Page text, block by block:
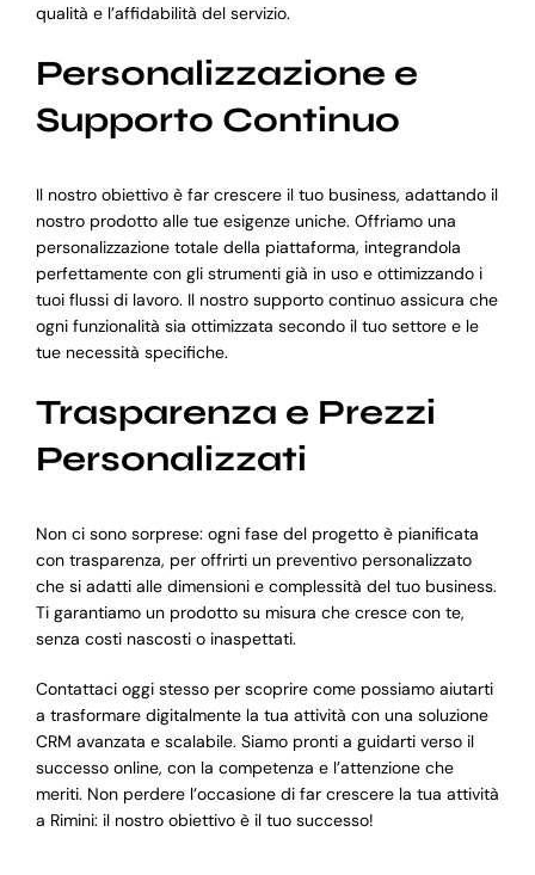
qualità e l’affidabilità del servizio.
Personalizzazione e
Supporto Continuo
Il nostro obiettivo è far crescere il tuo business, adattando il
nostro prodotto alle tue esigenze uniche. Offriamo una
personalizzazione totale della piattaforma, integrandola
perfettamente con gli strumenti già in uso e ottimizzando i
tuoi flussi di lavoro. Il nostro supporto continuo assicura che
ogni funzionalità sia ottimizzata secondo il tuo settore e le
tue necessità specifiche.
Trasparenza e Prezzi
Personalizzati
Non ci sono sorprese: ogni fase del progetto è pianificata
con trasparenza, per offrirti un preventivo personalizzato
che si adatti alle dimensioni e complessità del tuo business.
Ti garantiamo un prodotto su misura che cresce con te,
senza costi nascosti o inaspettati.
Contattaci oggi stesso per scoprire come possiamo aiutarti
a trasformare digitalmente la tua attività con una soluzione
CRM avanzata e scalabile. Siamo pronti a guidarti verso il
successo online, con la competenza e l’attenzione che
meriti. Non perdere l’occasione di far crescere la tua attività
a Rimini: il nostro obiettivo è il tuo successo!